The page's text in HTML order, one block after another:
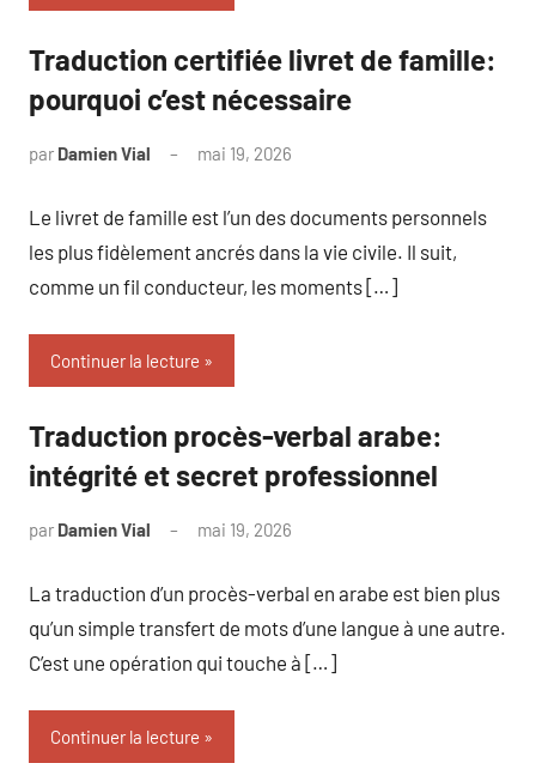
Traduction certifiée livret de famille:
pourquoi c’est nécessaire
par Damien Vial mai 19, 2026
Le livret de famille est l’un des documents personnels
les plus fidèlement ancrés dans la vie civile. Il suit,
comme un fil conducteur, les moments […]
Continuer la lecture
Traduction procès-verbal arabe:
intégrité et secret professionnel
par Damien Vial mai 19, 2026
La traduction d’un procès-verbal en arabe est bien plus
qu’un simple transfert de mots d’une langue à une autre.
C’est une opération qui touche à […]
Continuer la lecture